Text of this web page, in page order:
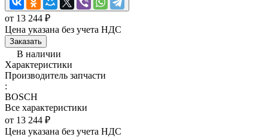
от 13 244 ₽
Цена указана без учета НДС
Заказать
В наличии
Характеристики
Производитель запчасти
:
BOSCH
Все характеристики
от 13 244 ₽
Цена указана без учета НДС